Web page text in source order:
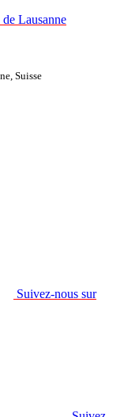
Suisse
Suivez-nous sur